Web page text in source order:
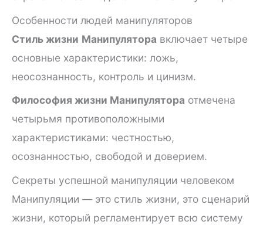
Особенности людей манипуляторов
Стиль жизни Манипулятора включает четыре
основные характеристики: ложь,
неосознанность, контроль и цинизм.
Философия жизни Манипулятора отмечена
четырьмя противоположными
характеристиками: честностью,
осознанностью, свободой и доверием.
Секреты успешной манипуляции человеком
Манипуляции — это стиль жизни, это сценарий
жизни, который регламентирует всю систему